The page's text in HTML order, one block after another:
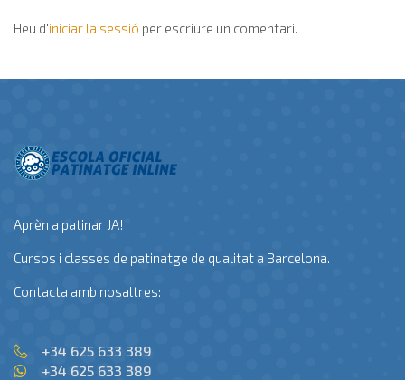
Heu d'iniciar la sessió per escriure un comentari.
Aprèn a patinar JA!
Cursos i classes de patinatge de qualitat a Barcelona.
Contacta amb nosaltres:
+34 625 633 389
+34 625 633 389